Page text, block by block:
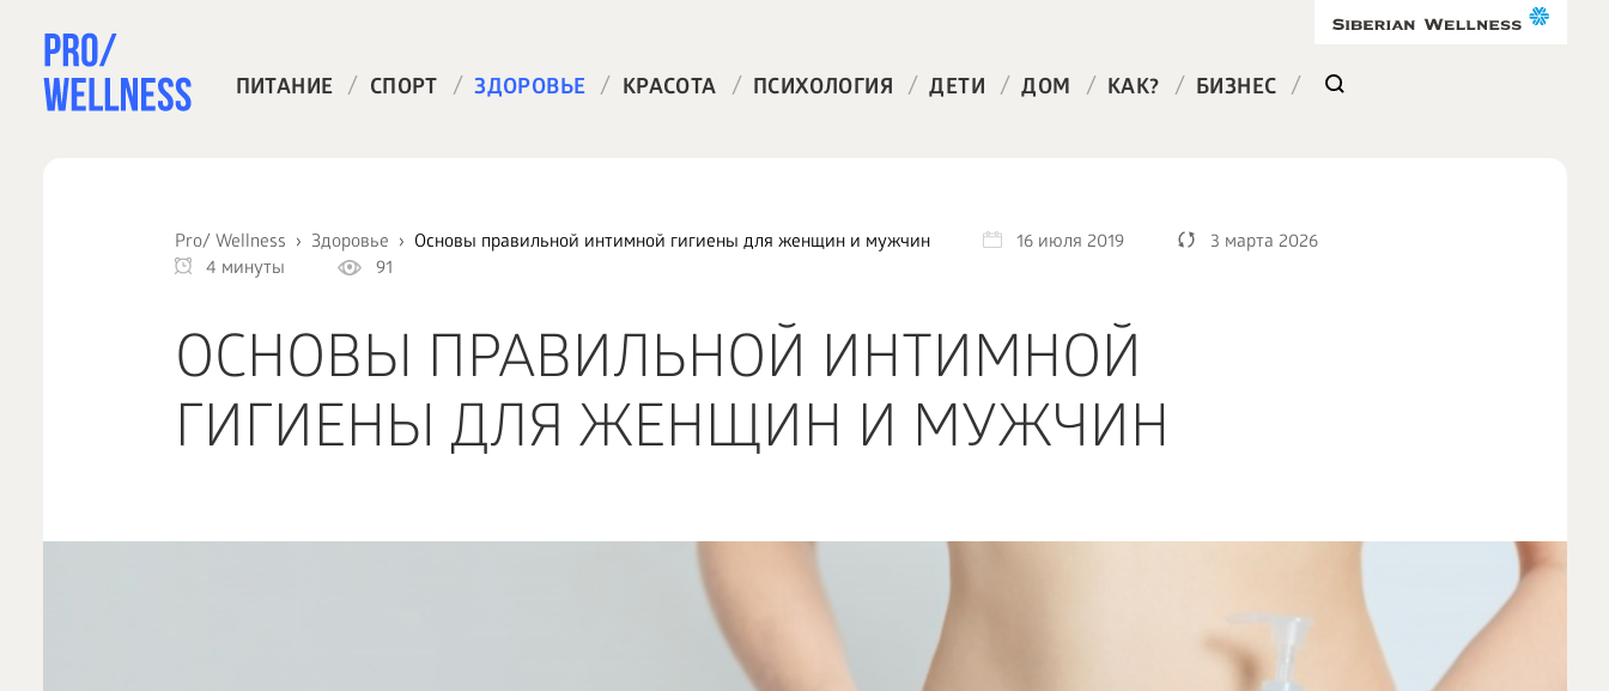
ПИТАНИЕ / СПОРТ / ЗДОРОВЬЕ / КРАСОТА / ПСИХОЛОГИЯ / ДЕТИ / ДОМ / КАК? / БИЗНЕС /
Pro/ Wellness Здоровье Основы правильной интимной гигиены для женщин и мужчин 16 июля 2019
3 марта 2026
4 минуты
91
ОСНОВЫ ПРАВИЛЬНОЙ ИНТИМНОЙ
ГИГИЕНЫ ДЛЯ ЖЕНЩИН И МУЖЧИН